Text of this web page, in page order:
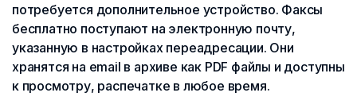
потребуется дополнительное устройство. Факсы
бесплатно поступают на электронную почту,
указанную в настройках переадресации. Они
хранятся на email в архиве как PDF файлы и доступны
к просмотру, распечатке в любое время.